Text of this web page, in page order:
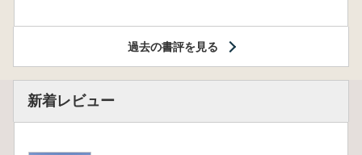
過去の書評を見る
新着レビュー